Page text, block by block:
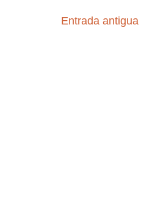
Entrada antigua